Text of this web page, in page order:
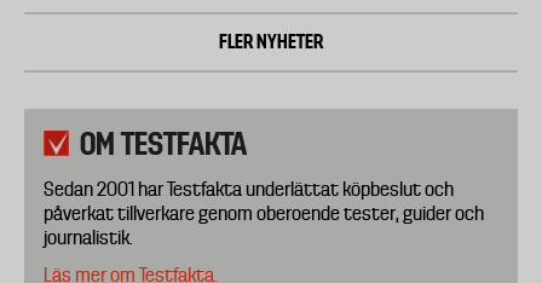
FLER NYHETER
OM TESTFAKTA
Sedan 2001 har Testfakta underlättat köpbeslut och
påverkat tillverkare genom oberoende tester, guider och
journalistik.
Läs mer om Testfakta.